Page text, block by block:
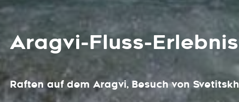
Aragvi-Fluss-Erlebnis
Raften auf dem Aragvi, Besuch von